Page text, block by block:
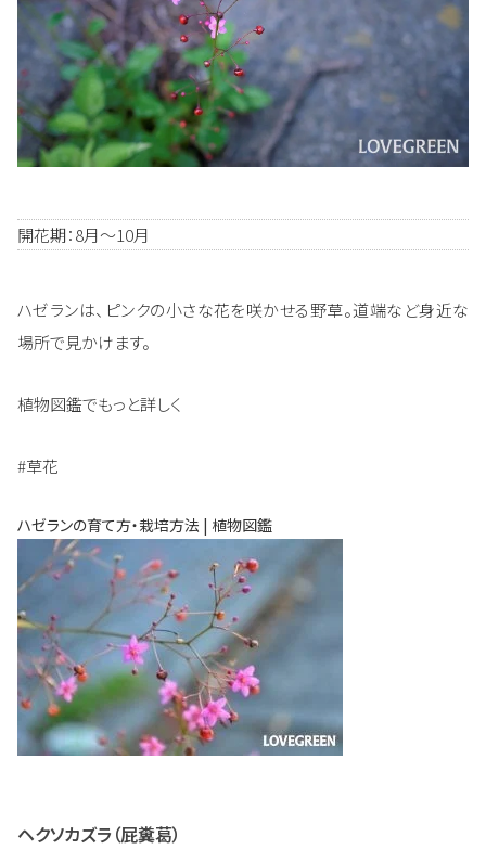
開花期：8月～10月
ハゼランは、ピンクの小さな花を咲かせる野草。道端など身近な
場所で見かけます。
植物図鑑でもっと詳しく
#草花
ハゼランの育て方・栽培方法 | 植物図鑑
ヘクソカズラ（屁糞葛）